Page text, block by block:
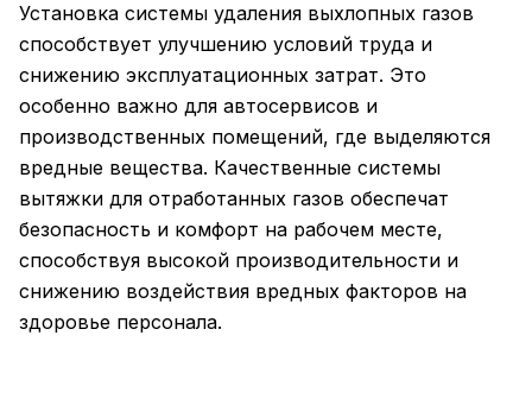
Установка системы удаления выхлопных газов
способствует улучшению условий труда и
снижению эксплуатационных затрат. Это
особенно важно для автосервисов и
производственных помещений, где выделяются
вредные вещества. Качественные системы
вытяжки для отработанных газов обеспечат
безопасность и комфорт на рабочем месте,
способствуя высокой производительности и
снижению воздействия вредных факторов на
здоровье персонала.